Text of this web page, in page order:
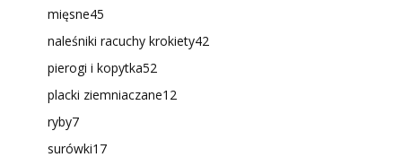
mięsne45
naleśniki racuchy krokiety42
pierogi i kopytka52
placki ziemniaczane12
ryby7
surówki17